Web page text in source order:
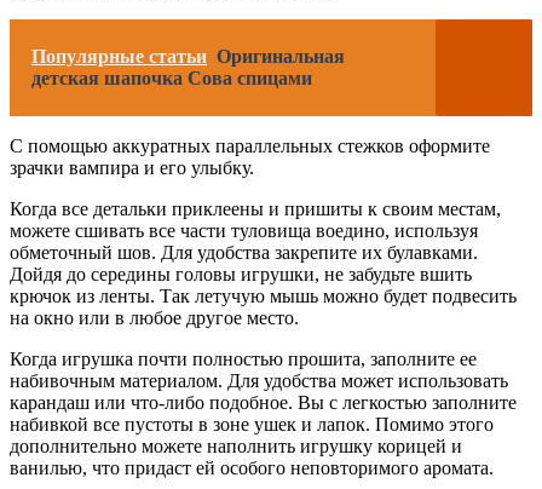
Популярные статьи Оригинальная
детская шапочка Сова спицами
С помощью аккуратных параллельных стежков оформите
зрачки вампира и его улыбку.
Когда все детальки приклеены и пришиты к своим местам,
можете сшивать все части туловища воедино, используя
обметочный шов. Для удобства закрепите их булавками.
Дойдя до середины головы игрушки, не забудьте вшить
крючок из ленты. Так летучую мышь можно будет подвесить
на окно или в любое другое место.
Когда игрушка почти полностью прошита, заполните ее
набивочным материалом. Для удобства может использовать
карандаш или что-либо подобное. Вы с легкостью заполните
набивкой все пустоты в зоне ушек и лапок. Помимо этого
дополнительно можете наполнить игрушку корицей и
ванилью, что придаст ей особого неповторимого аромата.